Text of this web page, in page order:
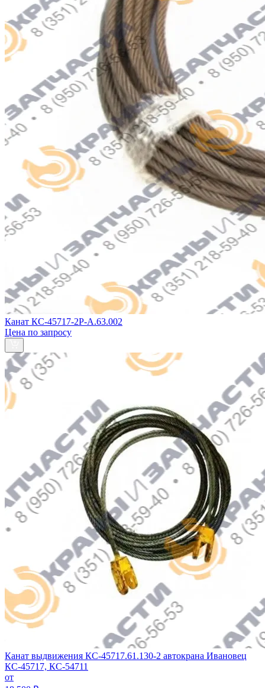
Канат КС-45717-2Р-А.63.002
Цена по запросу
Канат выдвижения КС-45717.61.130-2 автокрана Ивановец
КС-45717, КС-54711
от